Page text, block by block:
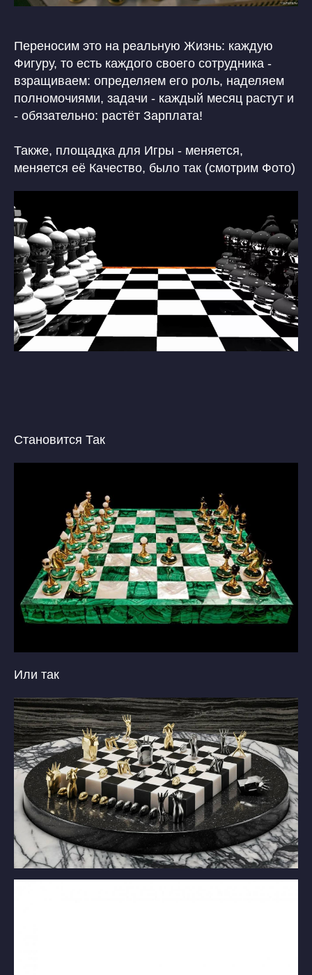
Переносим это на реальную Жизнь: каждую
Фигуру, то есть каждого своего сотрудника -
взращиваем: определяем его роль, наделяем
полномочиями, задачи - каждый месяц растут и
- обязательно: растёт Зарплата!
Также, площадка для Игры - меняется,
меняется её Качество, было так (смотрим Фото)
Становится Так
Или так